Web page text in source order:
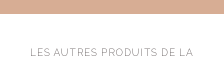
LES AUTRES PRODUITS DE LA